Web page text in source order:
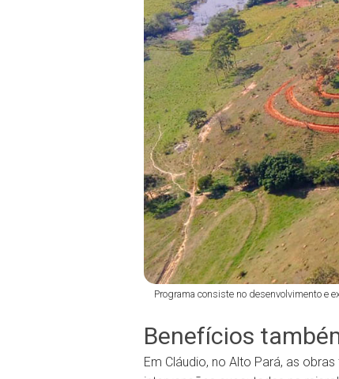
Programa consiste no desenvolvimento e
Benefícios
Em Cláudio, no Alto Pará, as